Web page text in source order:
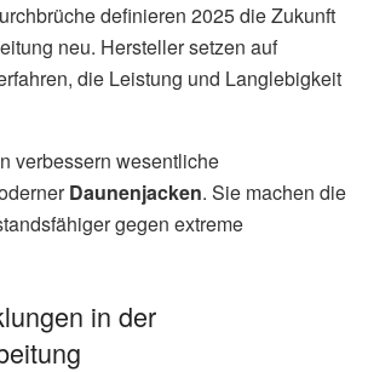
definieren 2025 die Zukunft
neu. Hersteller setzen auf
die Leistung und Langlebigkeit
verbessern wesentliche
Daunenjacken. Sie machen die
gegen extreme
in der